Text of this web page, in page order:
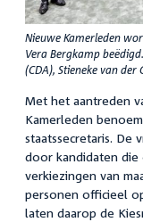
Nieuwe Kamerleden
Vera Bergkamp
(CDA), Stieneke van
Met het aantreden
Kamerleden
staatssecretaris. De
door kandidaten
verkiezingen van
personen officieel
laten daarop de